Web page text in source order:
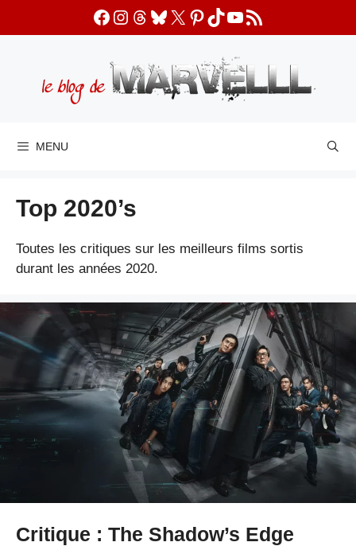
Facebook
Instagram
Threads
Bluesky
X Pinterest
TikTok
YouTube
Flux RSS
MENU
Top 2020’s
Toutes les critiques sur les meilleurs films sortis
durant les années 2020.
Critique : The Shadow’s Edge